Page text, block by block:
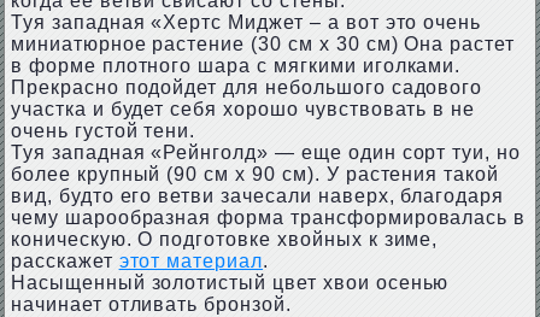
Туя западная «Хертс Миджет – а вот это очень
миниатюрное растение (30 см х 30 см) Она растет
в форме плотного шара с мягкими иголками.
Прекрасно подойдет для небольшого садового
участка и будет себя хорошо чувствовать в не
очень густой тени.
Туя западная «Рейнголд» — еще один сорт туи, но
более крупный (90 см х 90 см). У растения такой
вид, будто его ветви зачесали наверх, благодаря
чему шарообразная форма трансформировалась в
коническую. О подготовке хвойных к зиме,
расскажет этот материал.
Насыщенный золотистый цвет хвои осенью
начинает отливать бронзой.